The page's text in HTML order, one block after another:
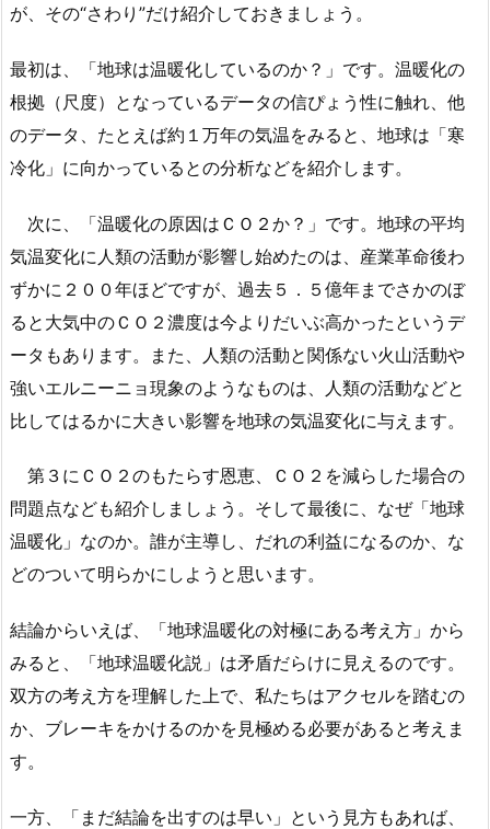
が、その“さわり”だけ紹介しておきましょう。
最初は、「地球は温暖化しているのか？」です。温暖化の
根拠（尺度）となっているデータの信ぴょう性に触れ、他
のデータ、たとえば約１万年の気温をみると、地球は「寒
冷化」に向かっているとの分析などを紹介します。
次に、「温暖化の原因はＣＯ２か？」です。地球の平均
気温変化に人類の活動が影響し始めたのは、産業革命後わ
ずかに２００年ほどですが、過去５．５億年までさかのぼ
ると大気中のＣＯ２濃度は今よりだいぶ高かったというデ
ータもあります。また、人類の活動と関係ない火山活動や
強いエルニーニョ現象のようなものは、人類の活動などと
比してはるかに大きい影響を地球の気温変化に与えます。
第３にＣＯ２のもたらす恩恵、ＣＯ２を減らした場合の
問題点なども紹介しましょう。そして最後に、なぜ「地球
温暖化」なのか。誰が主導し、だれの利益になるのか、な
どのついて明らかにしようと思います。
結論からいえば、「地球温暖化の対極にある考え方」から
みると、「地球温暖化説」は矛盾だらけに見えるのです。
双方の考え方を理解した上で、私たちはアクセルを踏むの
か、ブレーキをかけるのかを見極める必要があると考えま
す。
一方、「まだ結論を出すのは早い」という見方もあれば、